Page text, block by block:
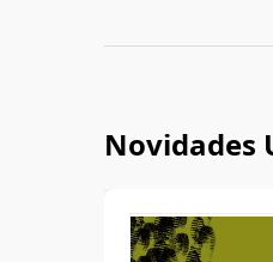
Novidades